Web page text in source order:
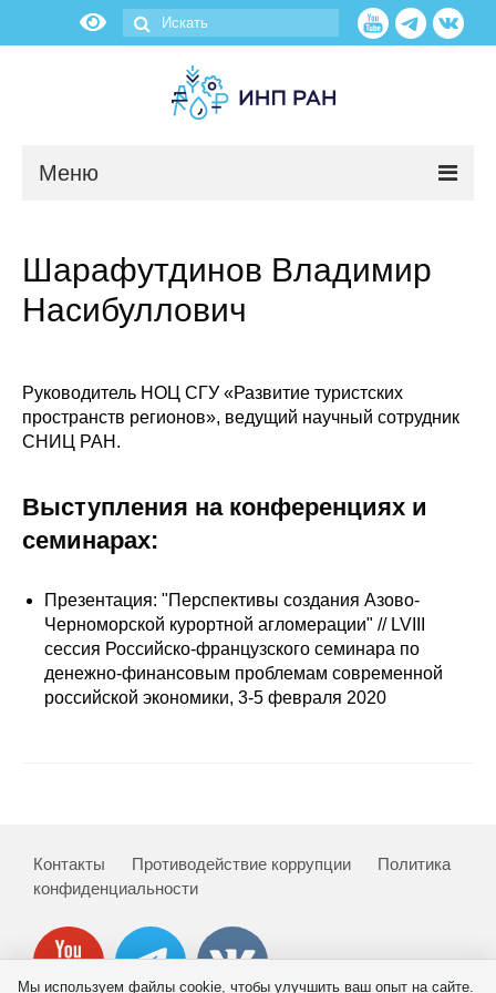
Меню
О нас
Об институте
Научные подразделения
Администрация
Сотрудники
Отчетность
Противодействие коррупции
Материалы для СМИ
Проблемы прогнозирования
Шарафутдинов Владимир
Насибуллович
Руководитель НОЦ СГУ «Развитие туристских
пространств регионов», ведущий научный сотрудник
СНИЦ РАН.
Выступления на конференциях и
семинарах:
Презентация: "Перспективы создания Азово-
Черноморской курортной агломерации" // LVIII
сессия Российско-французского семинара по
денежно-финансовым проблемам современной
российской экономики, 3-5 февраля 2020
Контакты Противодействие коррупции
Политика
конфиденциальности
Мы используем файлы cookie, чтобы улучшить ваш опыт на сайте.